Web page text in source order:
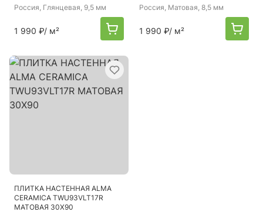
Россия, Глянцевая, 9,5 мм
1 990 ₽/ м²
Россия, Матовая, 8,5 мм
1 990 ₽/ м²
ПЛИТКА НАСТЕННАЯ ALMA
CERAMICA TWU93VLT17R
МАТОВАЯ 30X90